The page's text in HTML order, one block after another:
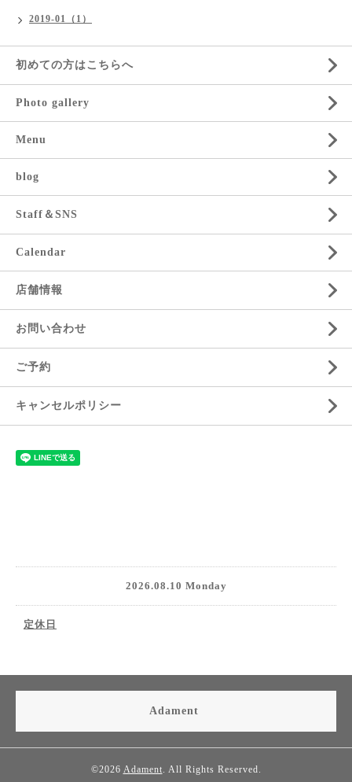
2019-01（1）
初めての方はこちらへ
Photo gallery
Menu
blog
Staff＆SNS
Calendar
店舗情報
お問い合わせ
ご予約
キャンセルポリシー
2026.08.10 Monday
定休日
Adament
©2026 Adament. All Rights Reserved.